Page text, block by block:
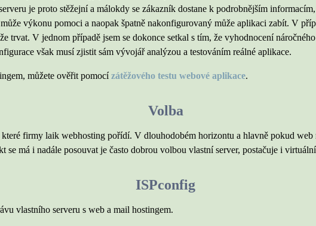
je proto stěžejní a málokdy se zákazník dostane k podrobnějším
výkonu pomoci a naopak špatně nakonfigurovaný může aplikaci zabít. V
trvat. V jednom případě jsem se dokonce setkal s tím, že vyhodnocení náročného
však musí zjistit sám vývojář analýzou a testováním reálné aplikace.
můžete ověřit pomocízátěžového testu webové aplikace.
Volba
firmy laik webhosting pořídí. V dlouhodobém horizontu a hlavně pokud web
má i nadále posouvat je často dobrou volbou vlastní server, postačuje i
ISPconfig
vlastního serveru s web a mail hostingem.